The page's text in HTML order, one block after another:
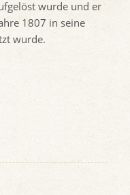
wurde und er
1807 in seine
wurde.